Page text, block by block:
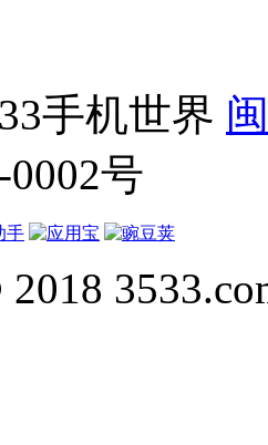
手机世界
号